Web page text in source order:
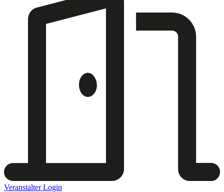
Veranstalter Login